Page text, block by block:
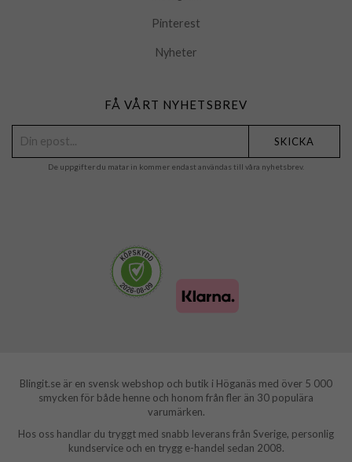
Pinterest
Nyheter
FÅ VÅRT NYHETSBREV
SKICKA
De uppgifter du matar in kommer endast användas till våra nyhetsbrev.
Blingit.se är en svensk webshop och butik i Höganäs med över 5 000
smycken för både henne och honom från fler än 30 populära
varumärken.
Hos oss handlar du tryggt med snabb leverans från Sverige, personlig
kundservice och en trygg e-handel sedan 2008.